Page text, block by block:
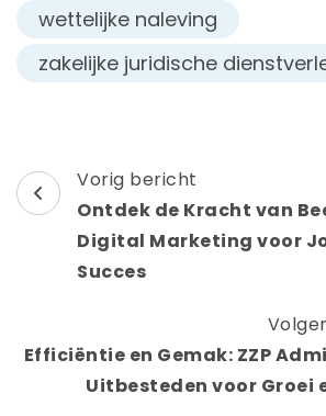
wettelijke naleving
zakelijke juridische
Berichtnavigatie
Vorig bericht
Ontdek de Kracht van
Digital Marketing voor
Succes
Efficiëntie en Gemak: ZZP
Uitbesteden voor Groei